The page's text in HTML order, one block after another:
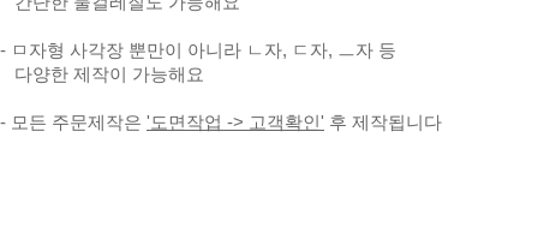
- ㅁ자형 사각장 뿐만이 아니라 ㄴ자, ㄷ자, ㅡ자 등
다양한 제작이 가능해요
- 모든 주문제작은 '도면작업 -> 고객확인' 후 제작됩니다